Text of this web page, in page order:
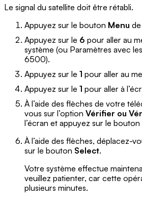
Le signal du satellite doit être rétabli.
Appuyez sur le bouton Menu
Appuyez sur le 6 pour aller au
système (ou Paramètres avec
6500).
Appuyez sur le 1 pour aller au
Appuyez sur le 1 pour aller à
À l’aide des flèches de votre
vous sur l’option Vérifier ou
l’écran et appuyez sur le bouton
À l’aide des flèches, déplacez-
sur le bouton Select.
Votre système effectue
veuillez patienter, car cette
plusieurs minutes.